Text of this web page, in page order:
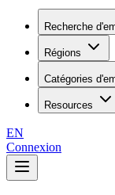
Recherche
Régions
Catégories
Resources
EN
Connexion